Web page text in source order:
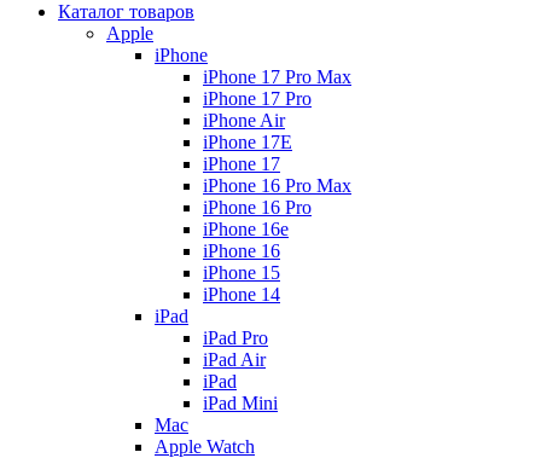
Каталог товаров
Apple
iPhone
iPhone 17 Pro Max
iPhone 17 Pro
iPhone Air
iPhone 17E
iPhone 17
iPhone 16 Pro Max
iPhone 16 Pro
iPhone 16e
iPhone 16
iPhone 15
iPhone 14
iPad
iPad Pro
iPad Air
iPad
iPad Mini
Mac
Apple Watch